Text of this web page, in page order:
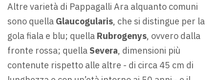
Altre varietà di Pappagalli Ara alquanto comuni
sono quella Glaucogularis, che si distingue per la
gola fiala e blu; quella Rubrogenys, ovvero dalla
fronte rossa; quella Severa, dimensioni più
contenute rispetto alle altre - di circa 45 cm di